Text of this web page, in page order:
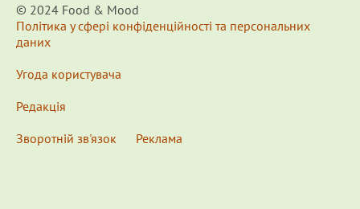
© 2024 Food & Мood
Політика у сфері конфіденційності та персональних
даних
Угода користувача
Редакція
Зворотній зв'язок
Реклама